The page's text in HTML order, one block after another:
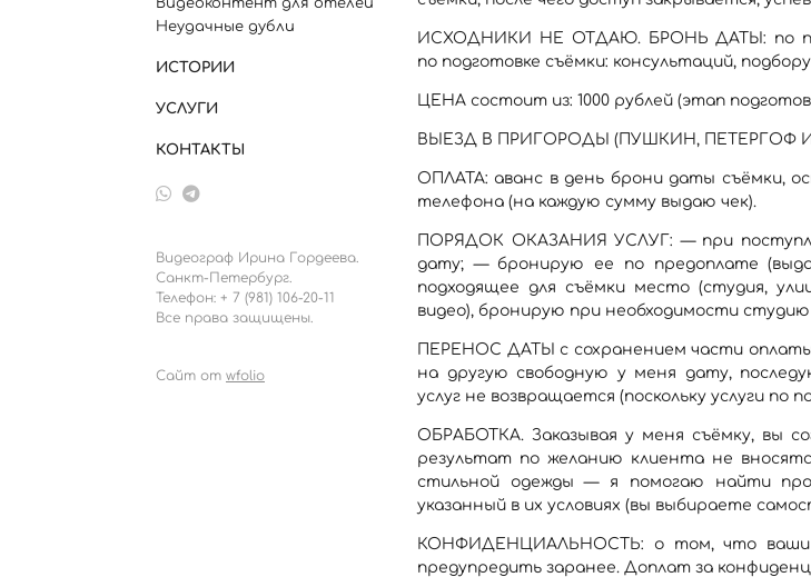
Видеоконтент для отелей
Неудачные дубли
ИСТОРИИ
УСЛУГИ
КОНТАКТЫ
Видеограф Ирина Гордеева.
Санкт-Петербург.
Телефон: + 7 (981) 106-20-11
Все права защищены.
Сайт от wfolio
ИСХОДНИКИ НЕ ОТДАЮ. БРОНЬ ДАТЫ: по
по подготовке съёмки: консультаций,
ЦЕНА состоит из: 1000 рублей (этап
ВЫЕЗД В ПРИГОРОДЫ (ПУШКИН, ПЕТЕРГОФ И
ОПЛАТА: аванс в день брони даты съёмки,
телефона (на каждую сумму выдаю чек).
ПОРЯДОК ОКАЗАНИЯ УСЛУГ: — при
дату; — бронирую ее по предоплате
подходящее для съёмки место (студия,
видео), бронирую при необходимости
ПЕРЕНОС ДАТЫ с сохранением части
на другую свободную у меня дату,
услуг не возвращается (поскольку услуги по
ОБРАБОТКА. Заказывая у меня съёмку, вы
результат по желанию клиента не
стильной одежды — я помогаю найти
указанный в их условиях (вы выбираете
КОНФИДЕНЦИАЛЬНОСТЬ: о том, что ваши
предупредить заранее. Доплат за